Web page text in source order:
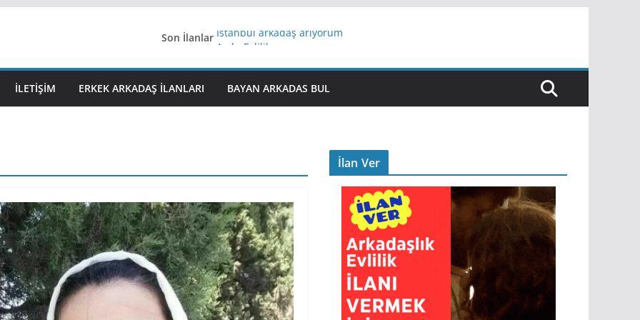
Son İlanlar İstanbul arkadaş arıyorum
Yeni Bir Aşk Lazım
iş arayanlara iş
İLETIŞIM ERKEK ARKADAŞ ILANLARI BAYAN ARKADAS BUL
İlan Ver